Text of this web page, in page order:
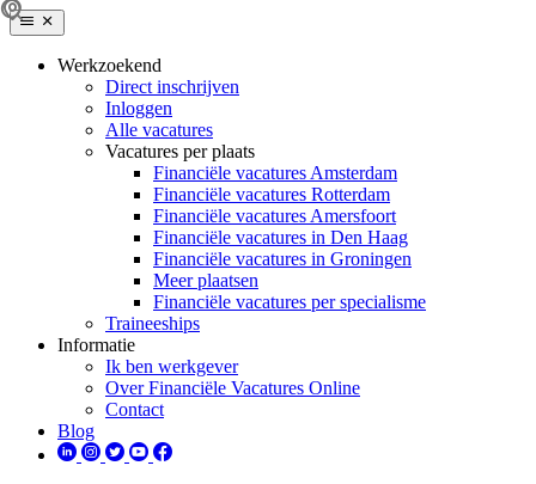
Werkzoekend
Direct inschrijven
Inloggen
Alle vacatures
Vacatures per plaats
Financiële vacatures Amsterdam
Financiële vacatures Rotterdam
Financiële vacatures Amersfoort
Financiële vacatures in Den Haag
Financiële vacatures in Groningen
Meer plaatsen
Financiële vacatures per specialisme
Traineeships
Informatie
Ik ben werkgever
Over Financiële Vacatures Online
Contact
Blog